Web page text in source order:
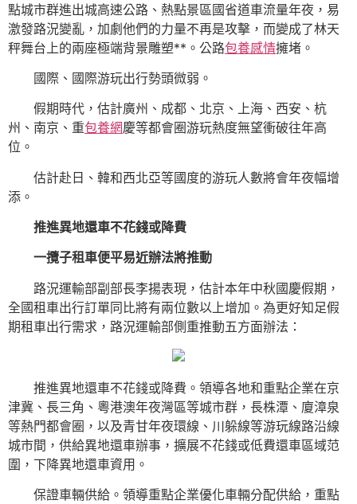
點城市群進出城高速公路、熱點景區國省道車流量年夜，易
激發路況變亂，加劇他們的力量不再是攻擊，而變成了林天
秤舞台上的兩座極端背景雕塑**。公路包養感情擁堵。
國際、國際游玩出行勢頭微弱。
假期時代，估計廣州、成都、北京、上海、西安、杭
州、南京、重包養網慶等都會圈游玩熱度無望衝破往年高
位。
估計赴日、韓和西北亞等國度的游玩人數將會年夜幅增
添。
推進異地還車不花錢或降費
一攬子租車便平易近辦法將推動
路況運輸部副部長李揚表現，估計本年中秋國慶假期，
全國租車出行訂單同比將有兩位數以上增加。為更好知足假
期租車出行需求，路況運輸部側重推動五方面辦法：
推進異地還車不花錢或降費。領導各地和重點企業在京
津冀、長三角、粵港澳年夜灣區等城市群，長株潭、廈漳泉
等熱門都會圈，以及青甘年夜環線、川躲線等游玩線路沿線
城市間，供給異地還車辦事，擴展不花錢或低費還車區域范
圍，下降異地還車資用。
保證車輛供給。領導重點企業優化車輛分配供給，重點